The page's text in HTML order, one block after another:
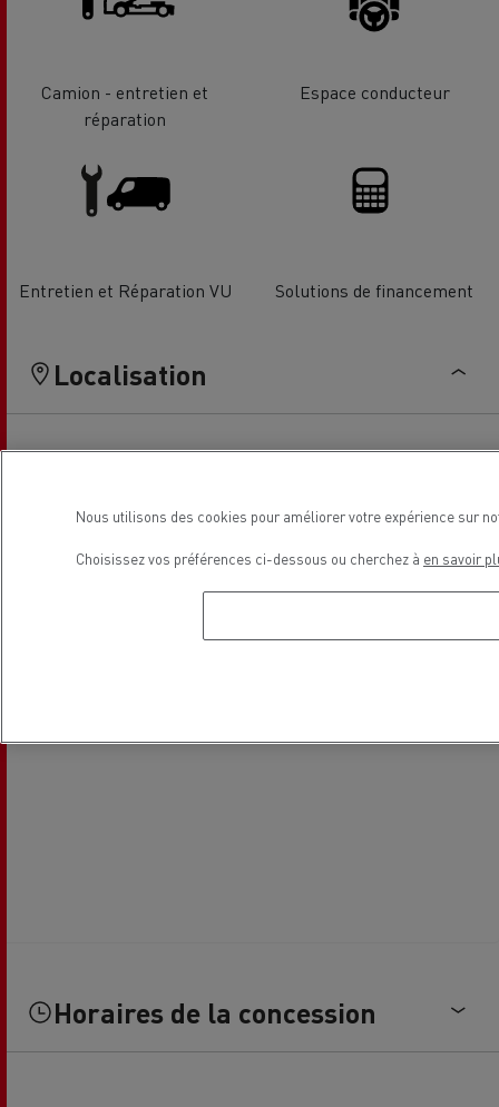
Camion - entretien et
réparation
Espace conducteur
Entretien et Réparation VU Solutions de financement
Localisation
Horaires de la concession
Nous utilisons des cookies pour améliorer votre expérience sur
Choisissez vos préférences ci-dessous ou cherchez à en savoir